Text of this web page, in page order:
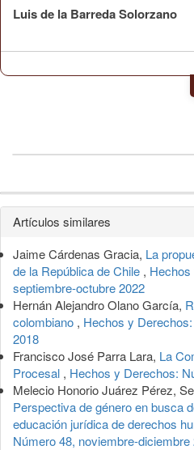
Luis de la Barreda Solorzano
Detalles
del
artículo
Artículos similares
Jaime Cárdenas Gracia, La
de la República de Chile ,
septiembre-octubre 2022
Hernán Alejandro Olano García,
colombiano , Hechos y
2018
Francisco José Parra Lara, La
Procesal , Hechos y Derechos:
Melecio Honorio Juárez Pérez,
Perspectiva de género en busca
educación jurídica de derechos
Número 48, noviembre-diciembre